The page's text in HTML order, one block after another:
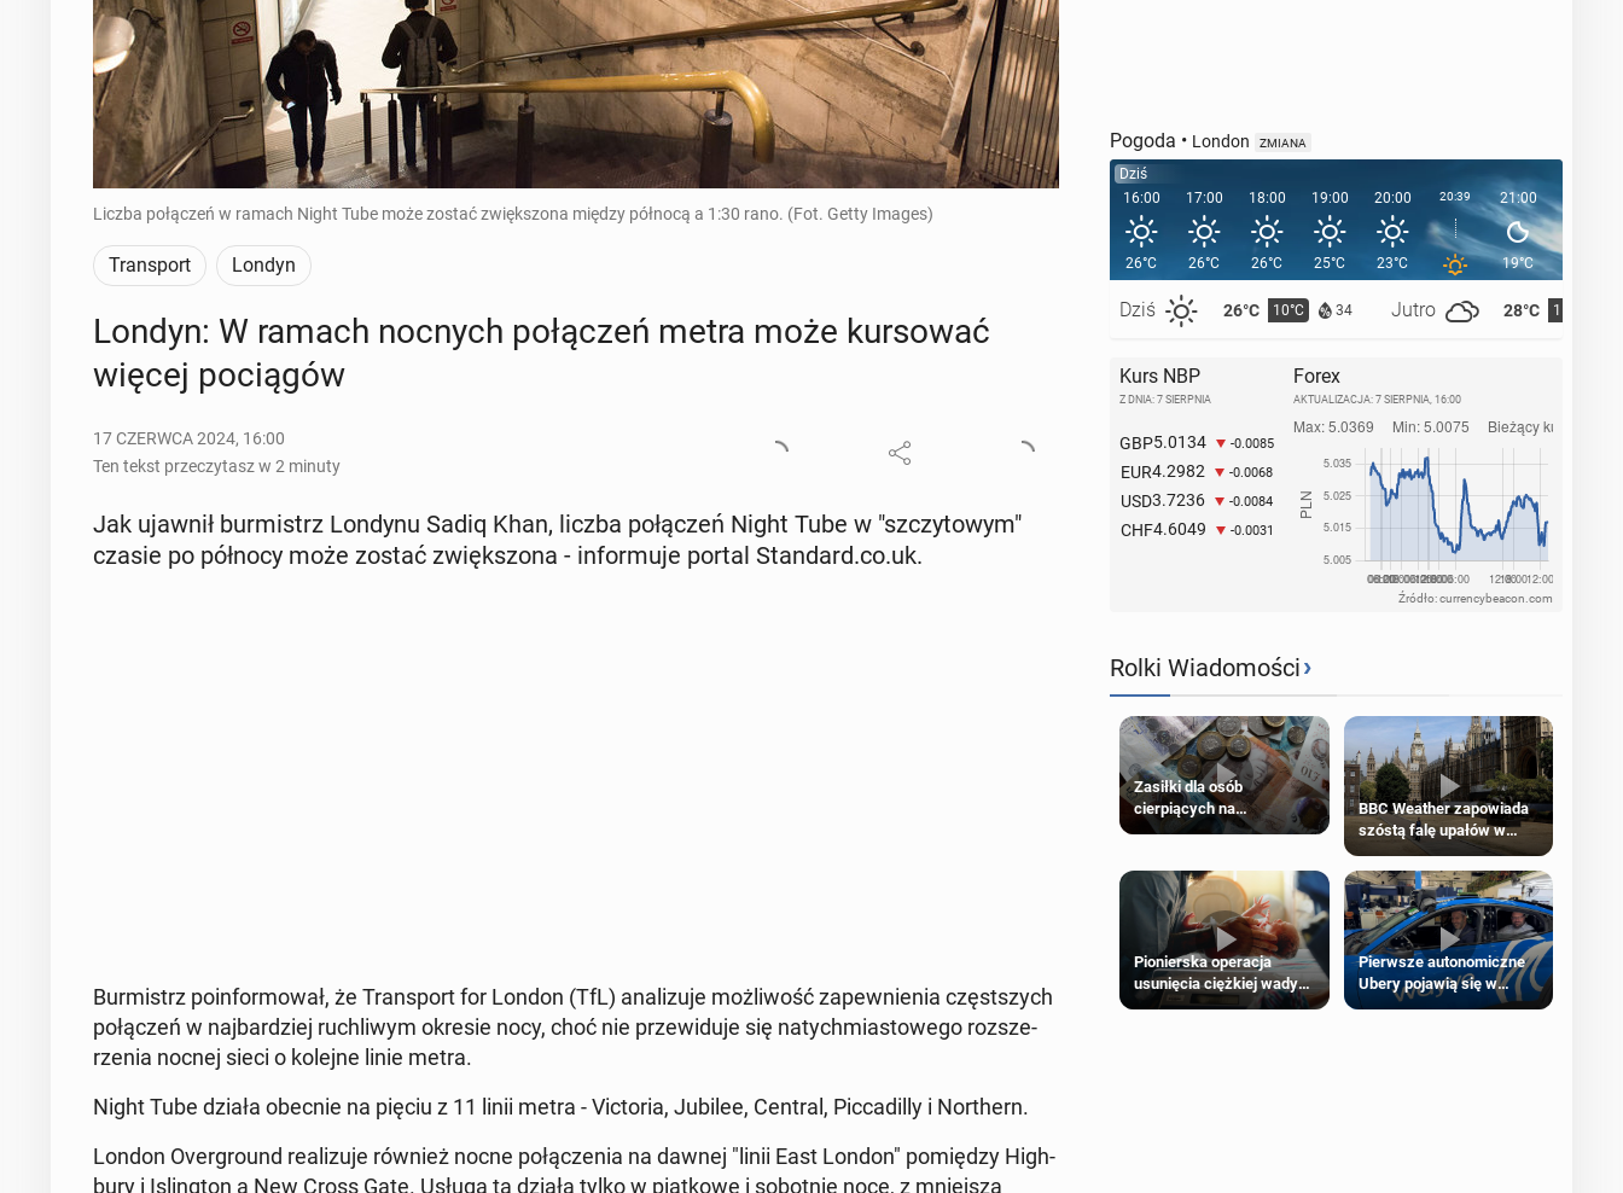
Liczba połączeń w ramach Night Tube może zostać zwiększona między północą a 1:30 rano. (Fot. Getty Images)
Transport Londyn
Londyn: W ramach nocnych po­łą­czeń metra może kur­so­wać
więcej po­cią­gów
17 CZERWCA 2024, 16:00
Ten tekst przeczytasz w 2 minuty
Jak ujawnił bur­mistrz Londynu Sadiq Khan, liczba po­łą­czeń Night Tube w "szczy­to­wym"
czasie po północy może zostać zwięk­szo­na - in­for­mu­je portal Stan­dard.co.uk.
Bur­mistrz po­in­for­mo­wał, że Trans­port for London (TfL) ana­li­zu­je moż­li­wość za­pew­nie­nia częst­szych
po­łą­czeń w naj­bar­dziej ru­chli­wym okresie nocy, choć nie prze­wi­du­je się na­tych­mia­sto­we­go roz­sze­
rze­nia nocnej sieci o kolejne linie metra.
Night Tube działa obecnie na pięciu z 11 linii metra - Vic­to­ria, Jubilee, Central, Pic­ca­dil­ly i Nor­thern.
London Over­gro­und re­ali­zu­je również nocne po­łą­cze­nia na dawnej "linii East London" po­mię­dzy Hi­gh­
bu­ry i Is­ling­ton a New Cross Gate. Usługa ta działa tylko w piąt­ko­we i so­bot­nie noce, z mniej­szą
Pogoda • London ZMIANA
Dziś
16:00
26°C
Dziś 26°C 10°C 34 Jutro 28°C 11°C
17:00
26°C
18:00
26°C
19:00
25°C
20:00
23°C
20:39 21:00
19°C
22:00
Kurs NBP
Z DNIA: 7 SIERPNIA
GBP5.0134 -0.0085
EUR4.2982 -0.0068
USD3.7236 -0.0084
CHF4.6049 -0.0031
Forex
AKTUALIZACJA: 7 SIERPNIA, 16:00
Źródło: currencybeacon.com
Rolki Wiadomości›
Zasiłki dla osób
cierpiących na
schorzenia psychiczne
BBC Weather zapowiada
szóstą falę upałów w
Pionierska operacja
usunięcia ciężkiej wady
wrodzonej płodu w łonie
Pierwsze autonomiczne
Ubery pojawią się w
Londynie jeszcze tego